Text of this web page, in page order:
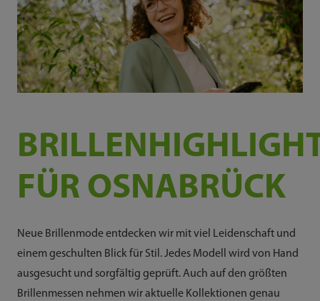
FÜR OSNABRÜCK
Neue Brillenmode entdecken wir mit viel Leidenschaft und
einem geschulten Blick für Stil. Jedes Modell wird von Hand
ausgesucht und sorgfältig geprüft. Auch auf den größten
Brillenmessen nehmen wir aktuelle Kollektionen genau